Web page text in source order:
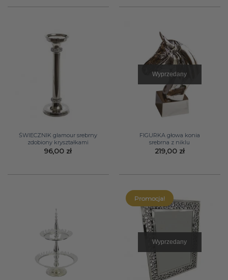
ŚWIECZNIK glamour srebrny
zdobiony kryształkami
96,00 zł
Wyprzedany
FIGURKA głowa konia
srebrna z niklu
219,00 zł
Promocja!
Wyprzedany